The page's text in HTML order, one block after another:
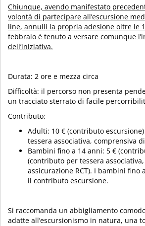
Chiunque, avendo manifestato
volontà di partecipare all’escursione
line, annulli la propria adesione oltre le
febbraio è tenuto a versare comunque
dell’iniziativa.
Durata: 2 ore e mezza circa
Difficoltà: il percorso non presenta
un tracciato sterrato di facile
Contributo:
Adulti: 10 € (contributo
tessera associativa, comprensiva
Bambini fino a 14 anni: 5 €
(contributo per tessera
assicurazione RCT). I bambini fino
il contributo escursione.
Si raccomanda un abbigliamento
adatte all’escursionismo in natura, una